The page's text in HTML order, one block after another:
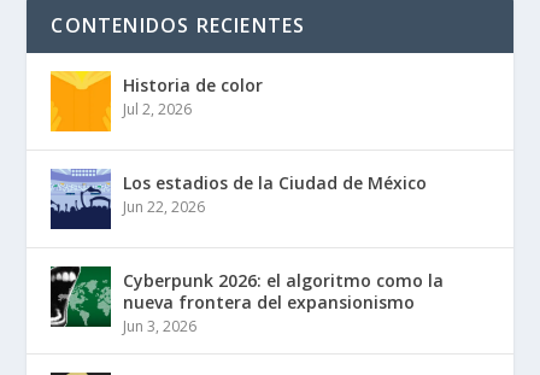
CONTENIDOS RECIENTES
Historia de color
Jul 2, 2026
Los estadios de la Ciudad de México
Jun 22, 2026
Cyberpunk 2026: el algoritmo como la
nueva frontera del expansionismo
Jun 3, 2026